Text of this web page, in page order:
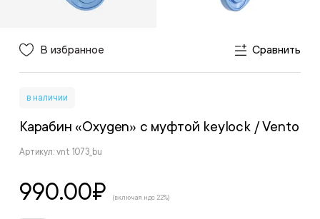
В избранное Сравнить
в наличии
Карабин «Oxygen» с муфтой keylock / Vento
Артикул: vnt 1073_bu
990.00₽ (включая ндс 22%)